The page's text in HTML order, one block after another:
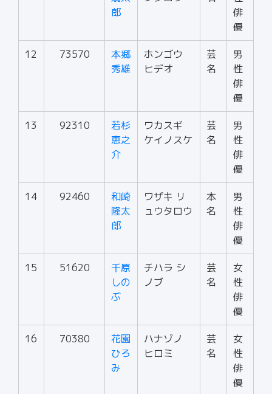
郎
俳
優
12 73570
本郷
秀雄
ホンゴウ
ヒデオ
芸
名
男
性
俳
優
13 92310
若杉
恵之
介
ワカスギ
ケイノスケ
芸
名
男
性
俳
優
14 92460
和崎
隆太
郎
ワザキ リ
ュウタロウ
本
名
男
性
俳
優
15 51620
千原
しの
ぶ
チハラ シ
ノブ
芸
名
女
性
俳
優
16 70380
花園
ひろ
み
ハナゾノ
ヒロミ
芸
名
女
性
俳
優